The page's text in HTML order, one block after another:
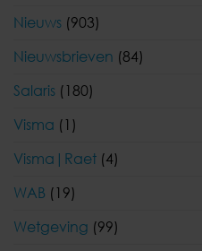
Nieuws (903)
Nieuwsbrieven (84)
Salaris (180)
Visma (1)
Visma|Raet (4)
WAB (19)
Wetgeving (99)